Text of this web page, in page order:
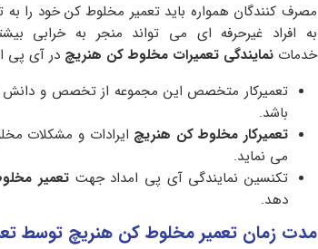
مصرف کنندگان همواره باید تعمیر مخلوط کن خود را به
به افراد غیرحرفه ای می تواند منجر به خرابی
خدمات نمایندگی تعمیرات مخلوط کن هنریچ در آی پی
تعمیرکار متخصص این مجموعه از تخصص و دانش
باشد.
تعمیرکار مخلوط کن هنریچ ایرادات و مشکلات
می نماید.
تکنسین نمایندگی آی پی امداد جهت تعمیر
دهد.
مدت زمان تعمیر مخلوط کن هنریچ توسط